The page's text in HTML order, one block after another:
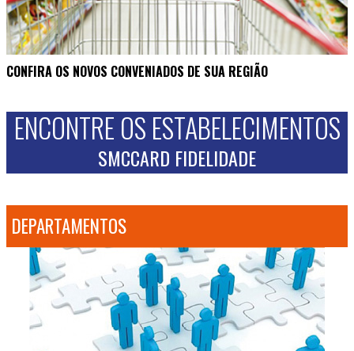
CONFIRA OS NOVOS CONVENIADOS DE SUA REGIÃO
ENCONTRE OS ESTABELECIMENTOS
SMCCARD FIDELIDADE
DEPARTAMENTOS